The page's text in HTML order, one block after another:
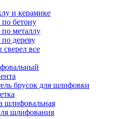
и керамике
бетону
металлу
дереву
все
брусок для шлифовки
шлифовальная
шлифования